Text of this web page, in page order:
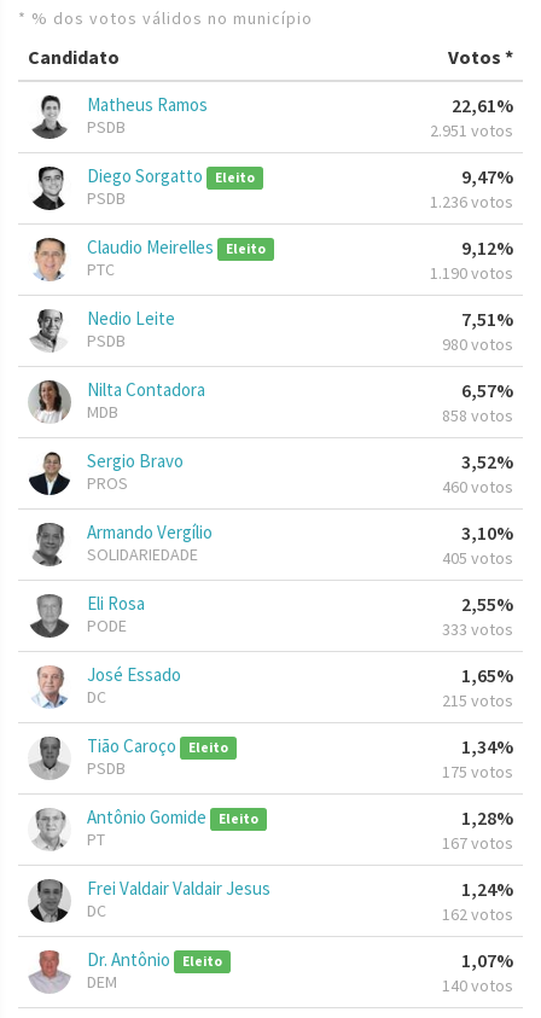
* % dos votos válidos no município
Candidato Votos *
Matheus Ramos
PSDB
22,61%
2.951 votos
Diego Sorgatto Eleito
PSDB
9,47%
1.236 votos
Claudio Meirelles Eleito
PTC
9,12%
1.190 votos
Nedio Leite
PSDB
7,51%
980 votos
Nilta Contadora
MDB
6,57%
858 votos
Sergio Bravo
PROS
3,52%
460 votos
Armando Vergílio
SOLIDARIEDADE
3,10%
405 votos
Eli Rosa
PODE
2,55%
333 votos
José Essado
DC
1,65%
215 votos
Tião Caroço Eleito
PSDB
1,34%
175 votos
Antônio Gomide Eleito
PT
1,28%
167 votos
Frei Valdair Valdair Jesus
DC
1,24%
162 votos
Dr. Antônio Eleito
DEM
1,07%
140 votos